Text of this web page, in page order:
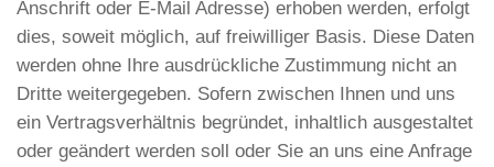
Anschrift oder E-Mail Adresse) erhoben werden, erfolgt
dies, soweit möglich, auf freiwilliger Basis. Diese Daten
werden ohne Ihre ausdrückliche Zustimmung nicht an
Dritte weitergegeben. Sofern zwischen Ihnen und uns
ein Vertragsverhältnis begründet, inhaltlich ausgestaltet
oder geändert werden soll oder Sie an uns eine Anfrage